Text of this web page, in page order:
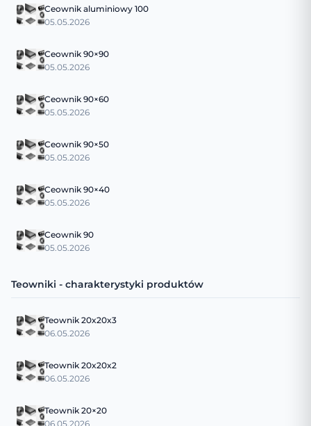
Ceownik aluminiowy 100
05.05.2026
Ceownik 90×90
05.05.2026
Ceownik 90×60
05.05.2026
Ceownik 90×50
05.05.2026
Ceownik 90×40
05.05.2026
Ceownik 90
05.05.2026
Teowniki - charakterystyki produktów
Teownik 20x20x3
06.05.2026
Teownik 20x20x2
06.05.2026
Teownik 20×20
06.05.2026